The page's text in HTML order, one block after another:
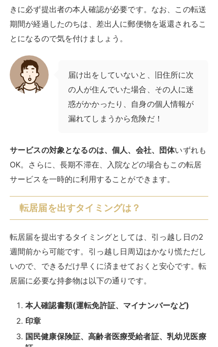
きに必ず提出者の本人確認が必要です。なお、この転送
期間が経過したのちは、差出人に郵便物を返還されるこ
とになるので気を付けましょう。
届け出をしていないと、旧住所に次
の人が住んでいた場合、その人に迷
惑がかかったり、自身の個人情報が
漏れてしまうから危険だ！
サービスの対象となるのは、個人、会社、団体いずれも
OK。さらに、長期不滞在、入院などの場合もこの転居
サービスを一時的に利用することができます。
転居届を出すタイミングは？
転居届を提出するタイミングとしては、引っ越し日の2
週間前から可能です。引っ越し日周辺はかなり慌ただし
いので、できるだけ早くに済ませておくと安心です。転
居届に必要な持参物は以下の通りです。
本人確認書類(運転免許証、マイナンバーなど)
印章
国民健康保険証、高齢者医療受給者証、乳幼児医療